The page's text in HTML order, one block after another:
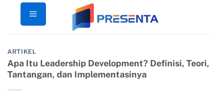
ARTIKEL
Apa Itu Leadership Development? Definisi, Teori,
Tantangan, dan Implementasinya